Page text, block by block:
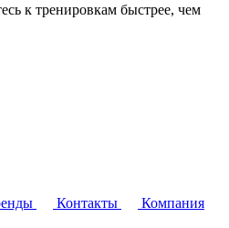
к тренировкам быстрее, чем
Контакты
Компания